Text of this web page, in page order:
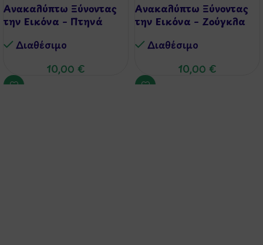
Ανακαλύπτω Ξύνοντας
την Εικόνα – Πτηνά
Διαθέσιμo
10,00 €
Ανακαλύπτω Ξύνοντας
την Εικόνα – Ζούγκλα
Διαθέσιμo
10,00 €